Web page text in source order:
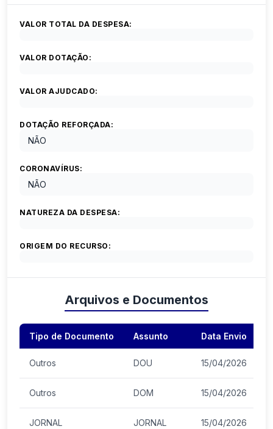
VALOR TOTAL DA DESPESA:
VALOR DOTAÇÃO:
VALOR AJUDCADO:
DOTAÇÃO REFORÇADA:
NÃO
CORONAVÍRUS:
NÃO
NATUREZA DA DESPESA:
ORIGEM DO RECURSO:
Arquivos e Documentos
Tipo de Documento Assunto Data Envio
Outros DOU 15/04/2026
Outros DOM 15/04/2026
JORNAL JORNAL 15/04/2026